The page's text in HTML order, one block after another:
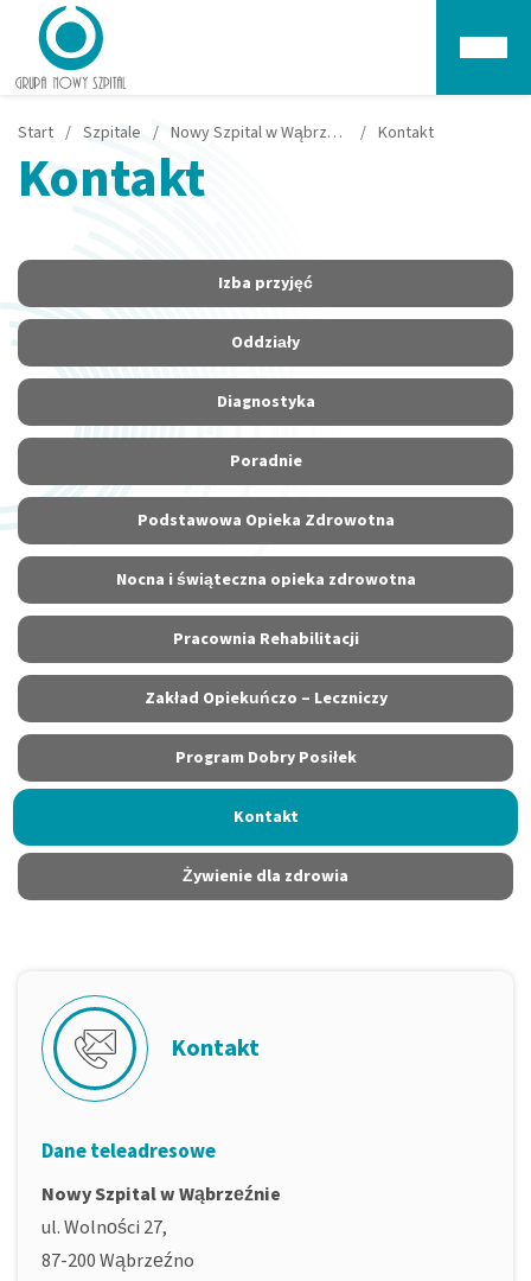
Start / Szpitale / Nowy Szpital w Wąbrzeźnie / Kontakt
Kontakt
Izba przyjęć
Oddziały
Diagnostyka
Poradnie
Podstawowa Opieka Zdrowotna
Nocna i świąteczna opieka zdrowotna
Pracownia Rehabilitacji
Zakład Opiekuńczo – Leczniczy
Program Dobry Posiłek
Kontakt
Żywienie dla zdrowia
Kontakt
Dane teleadresowe
Nowy Szpital w Wąbrzeźnie
ul. Wolności 27,
87-200 Wąbrzeźno